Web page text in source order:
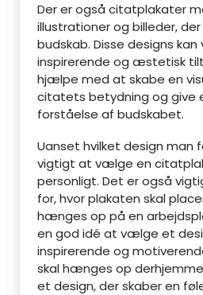
Der er også citatplakater
illustrationer og billeder,
budskab. Disse designs
inspirerende og æstetisk
hjælpe med at skabe en
citatets betydning og give
forståelse af budskabet.
Uanset hvilket design man
vigtigt at vælge en
personligt. Det er også
for, hvor plakaten skal
hænges op på en
en god idé at vælge et
inspirerende og
skal hænges op
et design, der skaber en